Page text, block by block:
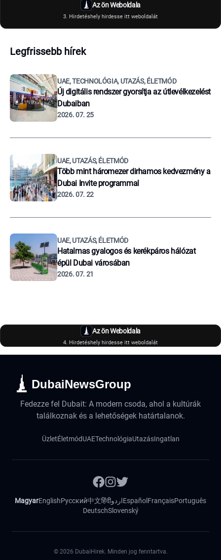
Az ön Weboldala
3. Hirdetéshely hirdesse itt weboldalát
Legfrissebb hírek
UAE, TECHNOLÓGIA, UTAZÁS, ÉLETMÓD
Új digitális rendszer gyorsítja az útlevélkezelést
Dubaiban
2026. 07. 25
UAE, UTAZÁS, ÉLETMÓD
Több mint háromezer dirhamos kedvezmény a
Dubai Invite programmal
2026. 07. 22
UAE, UTAZÁS, ÉLETMÓD
Hatalmas gyalogos és kerékpáros hálózat
épül Dubai városában
2026. 07. 21
Az ön Weboldala
4. Hirdetéshely hirdesse itt weboldalát
DubaiNewsGroup
Fedezze fel Dubait: A modern csoda, ahol a kultúrák
találkoznak és a lehetőségek határtalanok.
ÜzletÉletmódUAETechnológiaUtazásIngatlan
MagyarEnglishРусский中文हिंदीاردوEspañol FrançaisPortuguês
DeutschSlovenský
© 2026 DubaiHirek. Minden jog fenntartva.